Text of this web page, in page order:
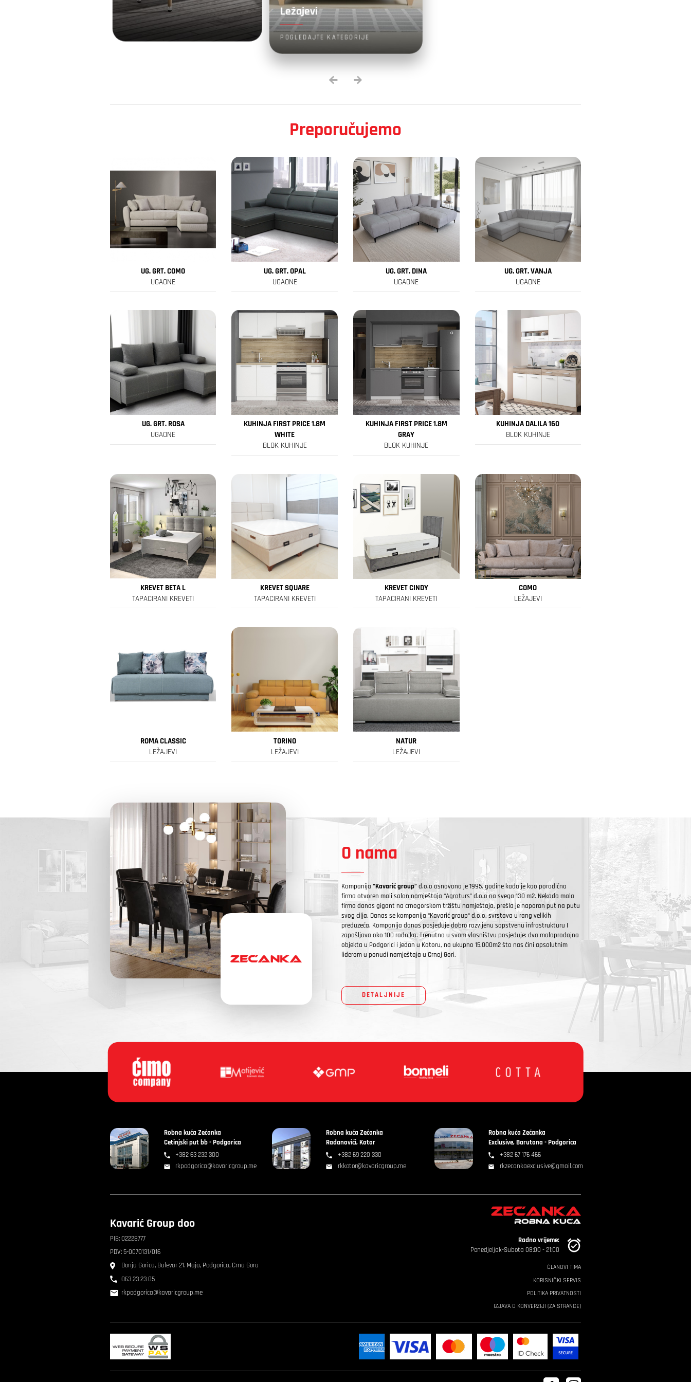
Ležajevi
POGLEDAJTE KATEGORIJE
Preporučujemo
UG. GRT. COMO
UGAONE
UG. GRT. OPAL
UGAONE
UG. GRT. DINA
UGAONE
UG. GRT. VANJA
UGAONE
UG. GRT. ROSA
UGAONE
KUHINJA FIRST PRICE 1.8M
WHITE
BLOK KUHINJE
KUHINJA FIRST PRICE 1.8M
GRAY
BLOK KUHINJE
KUHINJA DALILA 160
BLOK KUHINJE
KREVET BETA L
TAPACIRANI KREVETI
KREVET SQUARE
TAPACIRANI KREVETI
KREVET CINDY
TAPACIRANI KREVETI
COMO
LEŽAJEVI
ROMA CLASSIC
LEŽAJEVI
TORINO
LEŽAJEVI
NATUR
LEŽAJEVI
O nama
Kompanija“Kavarić group“ d.o.o osnovana je 1995. godine kada je kao porodična
firma otvoren mali salon namještaja “Agroturs” d.o.o na svega 130 m2. Nekada mala
firma danas gigant na crnogorskom tržištu namještaja, prešla je naporan put na putu
svog cilja. Danas se kompanija “Kavarić group“ d.o.o. svrstava u rang velikih
preduzeća. Kompanija danas posjeduje dobro razvijenu sopstvenu infrastrukturu I
zapošljava oko 100 radnika. Trenutno u svom vlasništvu posjeduje: dva maloprodajna
objekta u Podgorici i jedan u Kotoru, na ukupno 15.000m2 što nas čini apsolutnim
liderom u ponudi namještaja u Crnoj Gori.
DETALJNIJE
Robna kuća Zećanka
Cetinjski put bb - Podgorica
+382 63 232 300
rkpodgorica@kavaricgroup.me
Robna kuća Zećanka
Radanovići, Kotor
+382 69 220 330
rkkotor@kavaricgroup.me
Robna kuća Zećanka
Exclusive, Barutana - Podgorica
+382 67 176 466
rkzecankaexclusive@gmail.com
Kavarić Group doo
PIB: 02228777
PDV: 5-0070131/016
Donja Gorica, Bulevar 21. Maja, Podgorica, Crna Gora
063 23 23 05
rkpodgorica@kavaricgroup.me
Radno vrijeme:
Ponedjeljak-Subota 08:00 - 21:00
ČLANOVI TIMA
KORISNIČKI SERVIS
POLITIKA PRIVATNOSTI
IZJAVA O KONVERZIJI (ZA STRANCE)